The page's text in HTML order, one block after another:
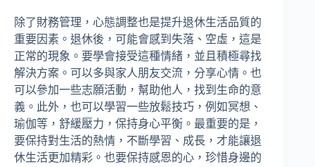
除了財務管理，心態調整也是提升退休生活品質的
重要因素。退休後，可能會感到失落、空虛，這是
正常的現象。要學會接受這種情緒，並且積極尋找
解決方案。可以多與家人朋友交流，分享心情。也
可以參加一些志願活動，幫助他人，找到生命的意
義。此外，也可以學習一些放鬆技巧，例如冥想、
瑜伽等，舒緩壓力，保持身心平衡。最重要的是，
要保持對生活的熱情，不斷學習、成長，才能讓退
休生活更加精彩。也要保持感恩的心，珍惜身邊的